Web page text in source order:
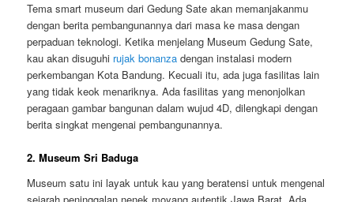
Tema smart museum dari Gedung Sate akan memanjakanmu
dengan berita pembangunannya dari masa ke masa dengan
perpaduan teknologi. Ketika menjelang Museum Gedung Sate,
kau akan disuguhi rujak bonanza dengan instalasi modern
perkembangan Kota Bandung. Kecuali itu, ada juga fasilitas lain
yang tidak keok menariknya. Ada fasilitas yang menonjolkan
peragaan gambar bangunan dalam wujud 4D, dilengkapi dengan
berita singkat mengenai pembangunannya.
2. Museum Sri Baduga
Museum satu ini layak untuk kau yang beratensi untuk mengenal